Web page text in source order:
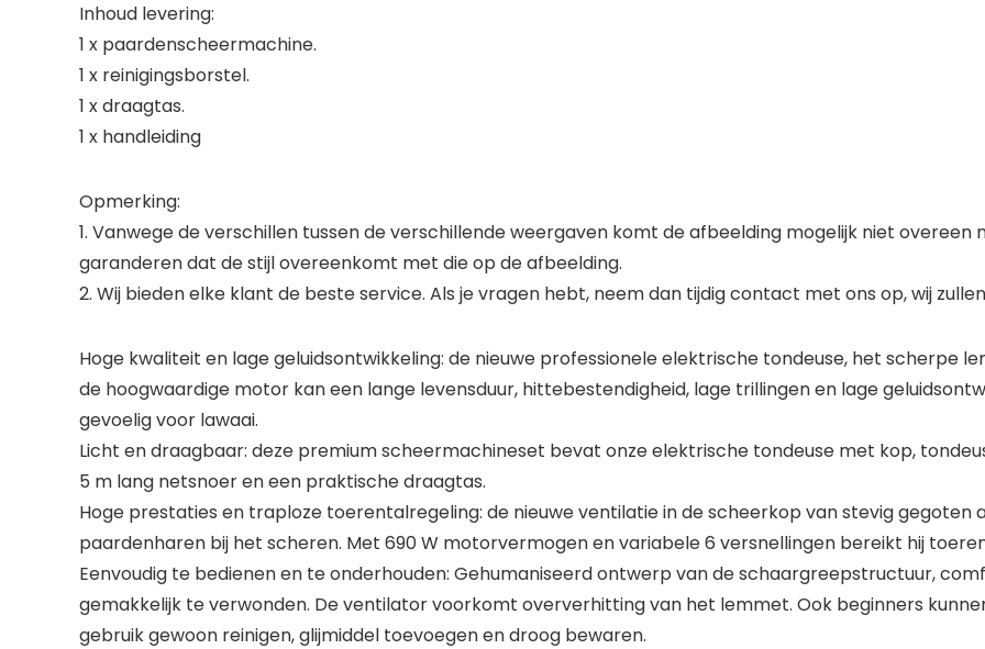
Inhoud levering:
1 x paardenscheermachine.
1 x reinigingsborstel.
1 x draagtas.
1 x handleiding
Opmerking:
1. Vanwege de verschillen tussen de verschillende weergaven komt de afbeelding mogelijk niet overeen
garanderen dat de stijl overeenkomt met die op de afbeelding.
2. Wij bieden elke klant de beste service. Als je vragen hebt, neem dan tijdig contact met ons op, wij
Hoge kwaliteit en lage geluidsontwikkeling: de nieuwe professionele elektrische tondeuse, het scherpe
de hoogwaardige motor kan een lange levensduur, hittebestendigheid, lage trillingen en lage
gevoelig voor lawaai.
Licht en draagbaar: deze premium scheermachineset bevat onze elektrische tondeuse met kop,
5 m lang netsnoer en een praktische draagtas.
Hoge prestaties en traploze toerentalregeling: de nieuwe ventilatie in de scheerkop van stevig
paardenharen bij het scheren. Met 690 W motorvermogen en variabele 6 versnellingen bereikt hij
Eenvoudig te bedienen en te onderhouden: Gehumaniseerd ontwerp van de schaargreepstructuur,
gemakkelijk te verwonden. De ventilator voorkomt oververhitting van het lemmet. Ook beginners
gebruik gewoon reinigen, glijmiddel toevoegen en droog bewaren.